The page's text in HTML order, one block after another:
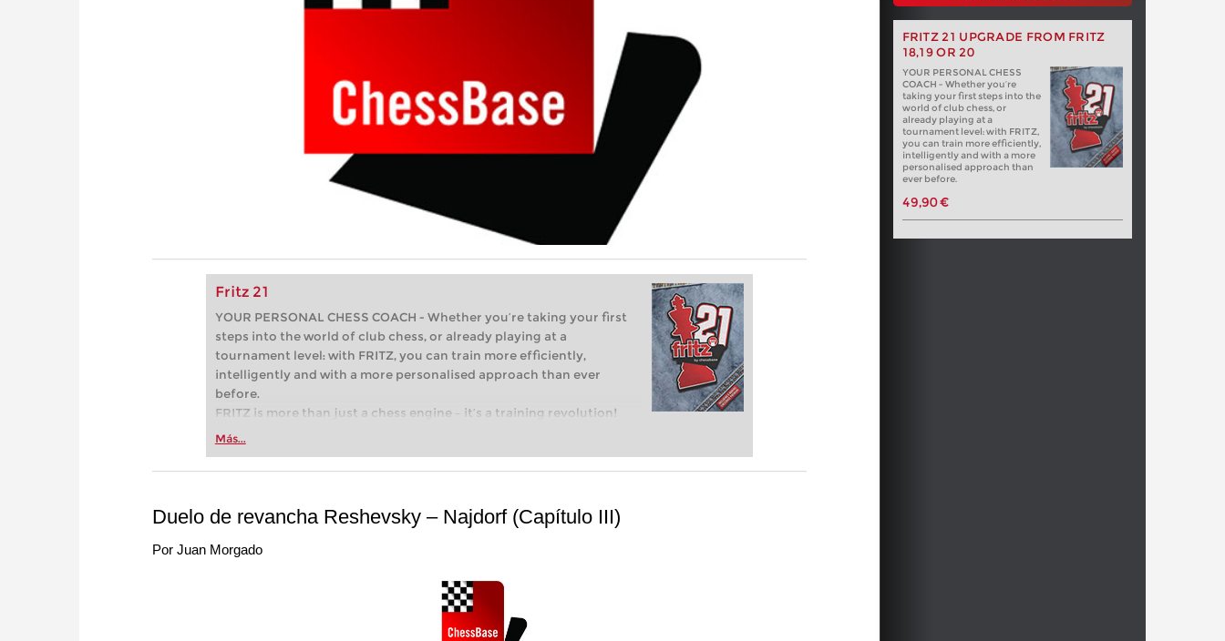
Fritz 21
YOUR PERSONAL CHESS COACH - Whether you’re taking your first
steps into the world of club chess, or already playing at a
tournament level: with FRITZ, you can train more efficiently,
intelligently and with a more personalised approach than ever
before.
FRITZ is more than just a chess engine – it’s a training revolution!
Whether you’re taking your first steps into the world of club chess,
more efficiently, intelligently and with a more personalised
Más...
FRITZ 21 UPGRADE FROM FRITZ
18,19 OR 20
YOUR PERSONAL CHESS
COACH - Whether you’re
taking your first steps into the
world of club chess, or
already playing at a
tournament level: with FRITZ,
you can train more efficiently,
intelligently and with a more
personalised approach than
ever before.
49,90 €
Duelo de revancha Reshevsky – Najdorf (Capítulo III)
Por Juan Morgado